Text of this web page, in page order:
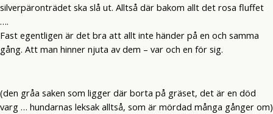
silverpäronträdet ska slå ut. Alltså där bakom allt det rosa fluffet
….
Fast egentligen är det bra att allt inte händer på en och samma
gång. Att man hinner njuta av dem – var och en för sig.
(den gråa saken som ligger där borta på gräset, det är en död
varg … hundarnas leksak alltså, som är mördad många gånger om)